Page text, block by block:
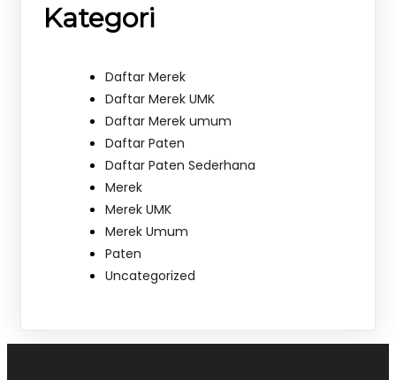
Kategori
Daftar Merek
Daftar Merek UMK
Daftar Merek umum
Daftar Paten
Daftar Paten Sederhana
Merek
Merek UMK
Merek Umum
Paten
Uncategorized